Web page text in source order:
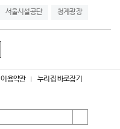
서울시설공단 청계광장
이용약관 누리집 바로잡기